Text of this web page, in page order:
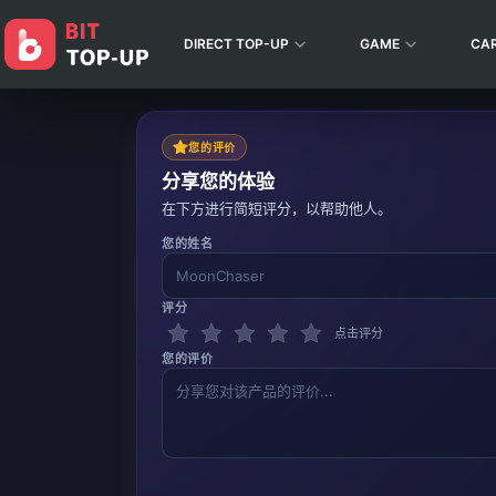
DIRECT TOP-UP GAME
您的评价
分享您的体验
在下方进行简短评分，以帮助他人。
您的姓名
评分
点击评分
您的评价